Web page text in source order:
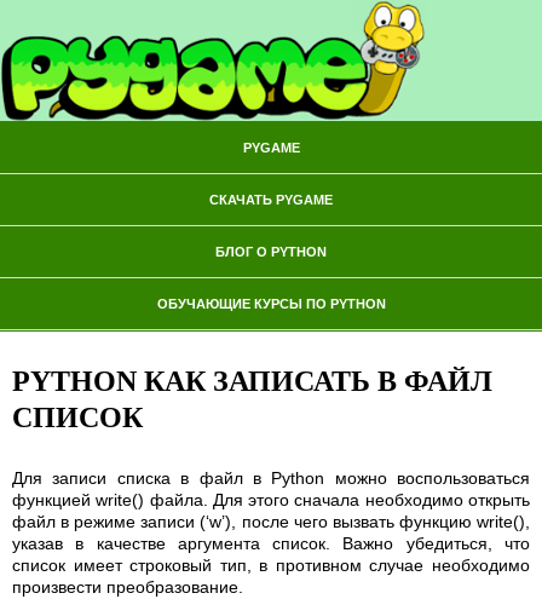
PYGAME
СКАЧАТЬ PYGAME
БЛОГ О PYTHON
ОБУЧАЮЩИЕ КУРСЫ ПО PYTHON
PYTHON КАК ЗАПИСАТЬ В ФАЙЛ
СПИСОК
Для записи списка в файл в Python можно воспользоваться
функцией write() файла. Для этого сначала необходимо открыть
файл в режиме записи (‘w’), после чего вызвать функцию write(),
указав в качестве аргумента список. Важно убедиться, что
список имеет строковый тип, в противном случае необходимо
произвести преобразование.